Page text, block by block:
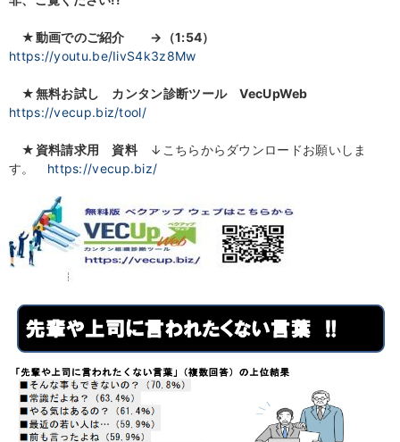
★動画でのご紹介 →（1:54）
https://youtu.be/IivS4k3z8Mw
★無料お試し カンタン診断ツール VecUpWeb
https://vecup.biz/tool/
★資料請求用 資料 ↓こちらからダウンロードお願いしま
す。 https://vecup.biz/